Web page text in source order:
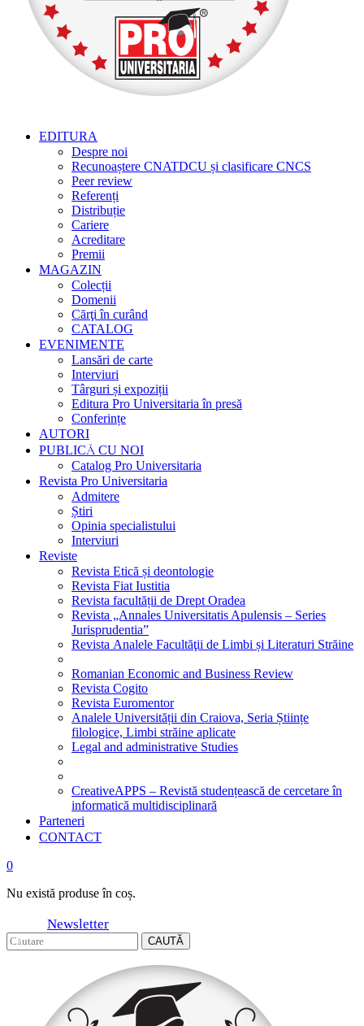
EDITURA
Despre noi
Recunoaștere CNATDCU și clasificare CNCS
Peer review
Referenți
Distribuție
Cariere
Acreditare
Premii
MAGAZIN
Colecții
Domenii
Cărţi în curând
CATALOG
EVENIMENTE
Lansări de carte
Interviuri
Târguri și expoziții
Editura Pro Universitaria în presă
Conferințe
AUTORI
PUBLICĂ CU NOI
Catalog Pro Universitaria
Revista Pro Universitaria
Admitere
Știri
Opinia specialistului
Interviuri
Reviste
Revista Etică și deontologie
Revista Fiat Iustitia
Revista facultății de Drept Oradea
Revista „Annales Universitatis Apulensis – Series
Jurisprudentia”
Revista Analele Facultăţii de Limbi și Literaturi Străine
Romanian Economic and Business Review
Revista Cogito
Revista Euromentor
Analele Universității din Craiova, Seria Științe
filologice, Limbi străine aplicate
Legal and administrative Studies
CreativeAPPS – Revistă studențească de cercetare în
informatică multidisciplinară
Parteneri
CONTACT
0
Nu există produse în coș.
Newsletter
CAUTĂ